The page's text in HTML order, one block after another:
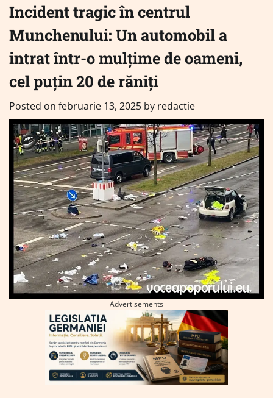
Incident tragic în centrul
Munchenului: Un automobil a
intrat într-o mulțime de oameni,
cel puțin 20 de răniți
Posted on februarie 13, 2025 by redactie
Advertisements